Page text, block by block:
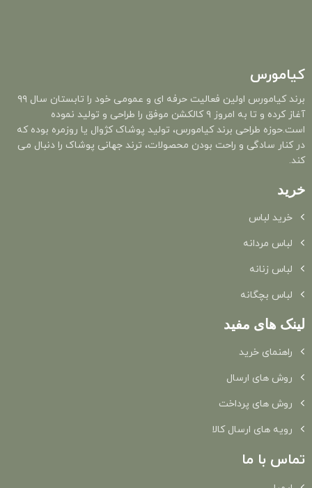
کیامورس
برند کیامورس اولین فعالیت حرفه ای و عمومی خود را تابستان سال ۹۹
آغاز کرده و تا به امروز ۹ کالکشن موفق را طراحی و تولید نموده
است.حوزه طراحی برند کیامورس، تولید پوشاک کژوال یا روزمره بوده که
در کنار سادگی و راحت بودن محصولات، ترند جهانی پوشاک را دنبال می
کند.
خرید
خرید لباس
لباس مردانه
لباس زنانه
لباس بچگانه
لینک های مفید
راهنمای خرید
روش های ارسال
روش های پرداخت
رویه های ارسال کالا
تماس با ما